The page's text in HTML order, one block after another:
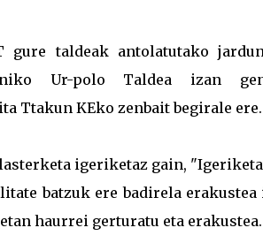
gure taldeak antolatutako
Ur-polo Taldea izan
Ttakun KEko zenbait begirale ere.
igeriketaz gain,
batzuk ere badirela erakustea
haurrei gerturatu eta erakustea.